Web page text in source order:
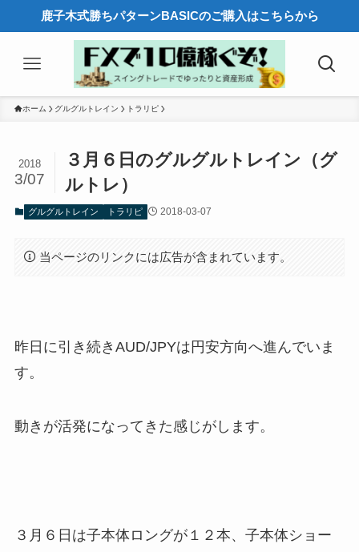
鹿子木式勝ちパターンBASICのご購入はこちらから
ホーム グルグルトレイン トラリピ
３月６日のグルグルトレイン（グ
ルトレ）
2018
3/07
グルグルトレイン トラリピ 2018-03-07
当ページのリンクには広告が含まれています。
昨日に引き続きAUD/JPYは円安方向へ進んでいま
す。
動きが活発になってきた感じがします。
３月６日は子本体ロングが１２本、子本体ショー